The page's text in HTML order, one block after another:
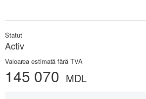
Statut
Activ
Valoarea estimată fără TVA
145 070 MDL